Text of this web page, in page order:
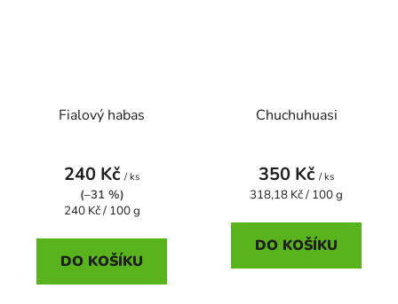
Fialový habas
240 Kč / ks
(–31 %)
Měrná
240 Kč / 100 g
DO KOŠÍKU
Chuchuhuasi
350 Kč / ks
Měrná
318,18 Kč / 100 g
DO KOŠÍKU